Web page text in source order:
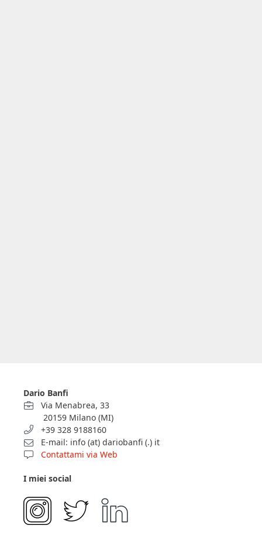
Dario Banfi
Via Menabrea, 33
20159 Milano (MI)
+39 328 9188160
E-mail: info (at) dariobanfi (.) it
Contattami via Web
I miei social